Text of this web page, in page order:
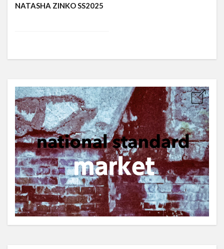
NATASHA ZINKO SS2025